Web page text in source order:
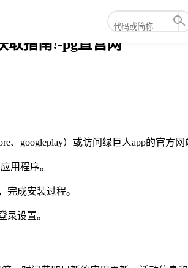
取指南!-pg直营网
googleplay）或访问绿巨人app的官方网
用程序。
成安装过程。
录设置。